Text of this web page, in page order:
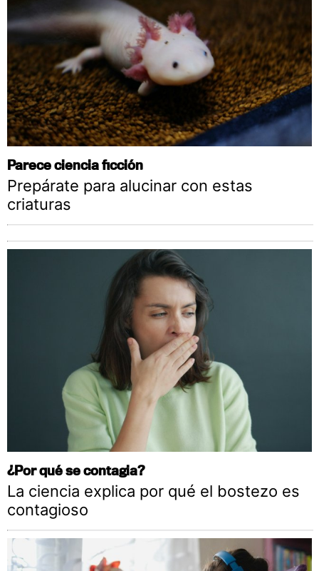
Parece ciencia ficción
Prepárate para alucinar con estas
criaturas
¿Por qué se contagia?
La ciencia explica por qué el bostezo es
contagioso